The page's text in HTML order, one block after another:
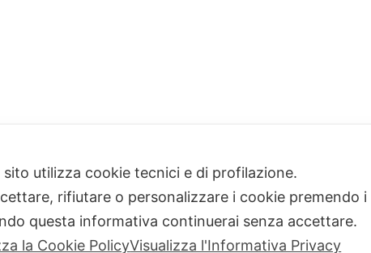
sito utilizza cookie tecnici e di profilazione.
rifiutare o personalizzare i cookie premendo
questa informativa continuerai senza accettare.
la Cookie PolicyVisualizza l'Informativa Privacy